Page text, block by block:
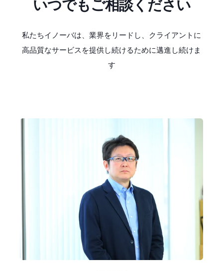
いつでもご相談ください
私たちイノーバは、業界をリードし、クライアントに
高品質なサービスを提供し続けるために邁進し続けま
す